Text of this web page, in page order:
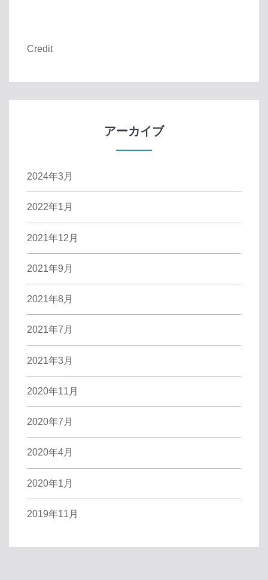
Credit
アーカイブ
2024年3月
2022年1月
2021年12月
2021年9月
2021年8月
2021年7月
2021年3月
2020年11月
2020年7月
2020年4月
2020年1月
2019年11月